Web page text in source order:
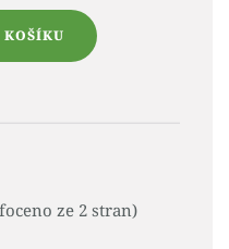
KOŠÍKU
ze 2 stran)